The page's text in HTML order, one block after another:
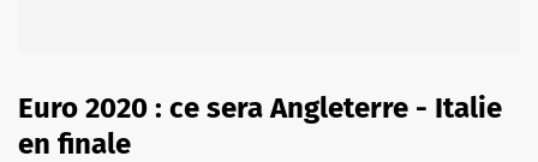
Euro 2020 : ce sera Angleterre - Italie
en finale